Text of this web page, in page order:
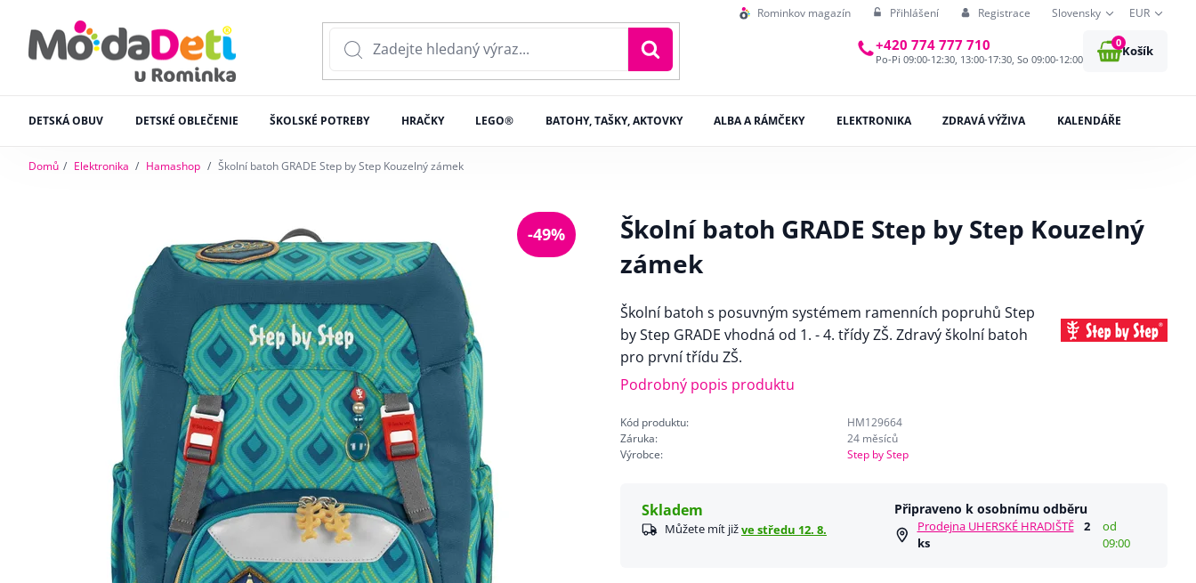
Rominkov magazín Přihlášení Registrace Slovensky EUR
+420 774 777 710
Po-Pi 09:00-12:30, 13:00-17:30, So 09:00-12:00
0
Košík
DETSKÁ OBUV DETSKÉ OBLEČENIE ŠKOLSKÉ POTREBY HRAČKY LEGO® BATOHY, TAŠKY, AKTOVKY ALBA A RÁMČEKY ELEKTRONIKA ZDRAVÁ VÝŽIVA KALENDÁŘE
Domů Elektronika Hamashop Školní batoh GRADE Step by Step Kouzelný zámek
-49%
Školní batoh GRADE Step by Step Kouzelný
zámek
Školní batoh s posuvným systémem ramenních popruhů Step
by Step GRADE vhodná od 1. - 4. třídy ZŠ. Zdravý školní batoh
pro první třídu ZŠ.
Podrobný popis produktu
Kód produktu:
HM129664
Záruka:
24 měsíců
Výrobce:
Step by Step
Skladem
Můžete mít jižve středu 12. 8.
Připraveno k osobnímu odběru
Prodejna UHERSKÉ HRADIŠTĚ
2
ks
od
09:00